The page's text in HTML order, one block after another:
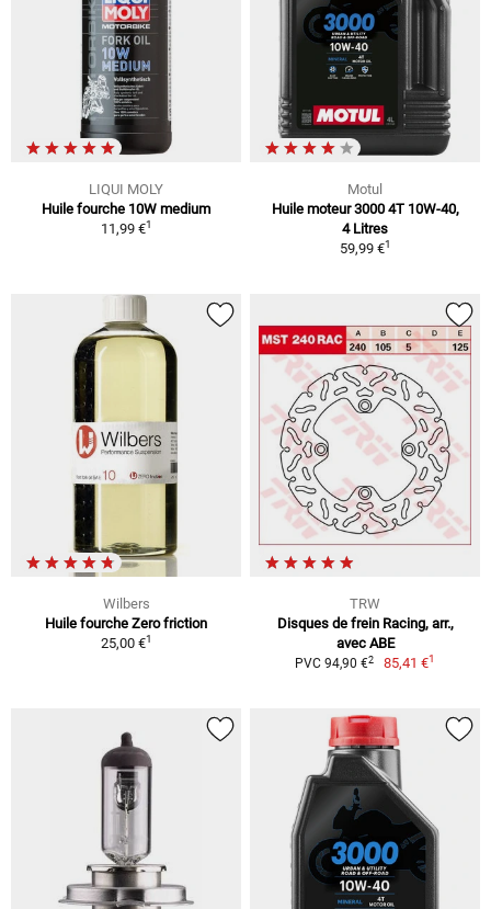
LIQUI MOLY
Huile fourche 10W medium
11,99 €1
Motul
Huile moteur 3000 4T 10W-40,
4 Litres
59,99 €1
Wilbers
Huile fourche Zero friction
25,00 €1
TRW
Disques de frein Racing, arr.,
avec ABE
PVC 94,90 €2 85,41 €1